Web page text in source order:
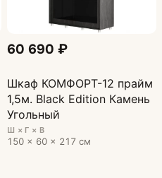
60 690 ₽
Шкаф КОМФОРТ-12 прайм
1,5м. Black Edition Камень
Угольный
Ш × Г × В
150 × 60 × 217 см